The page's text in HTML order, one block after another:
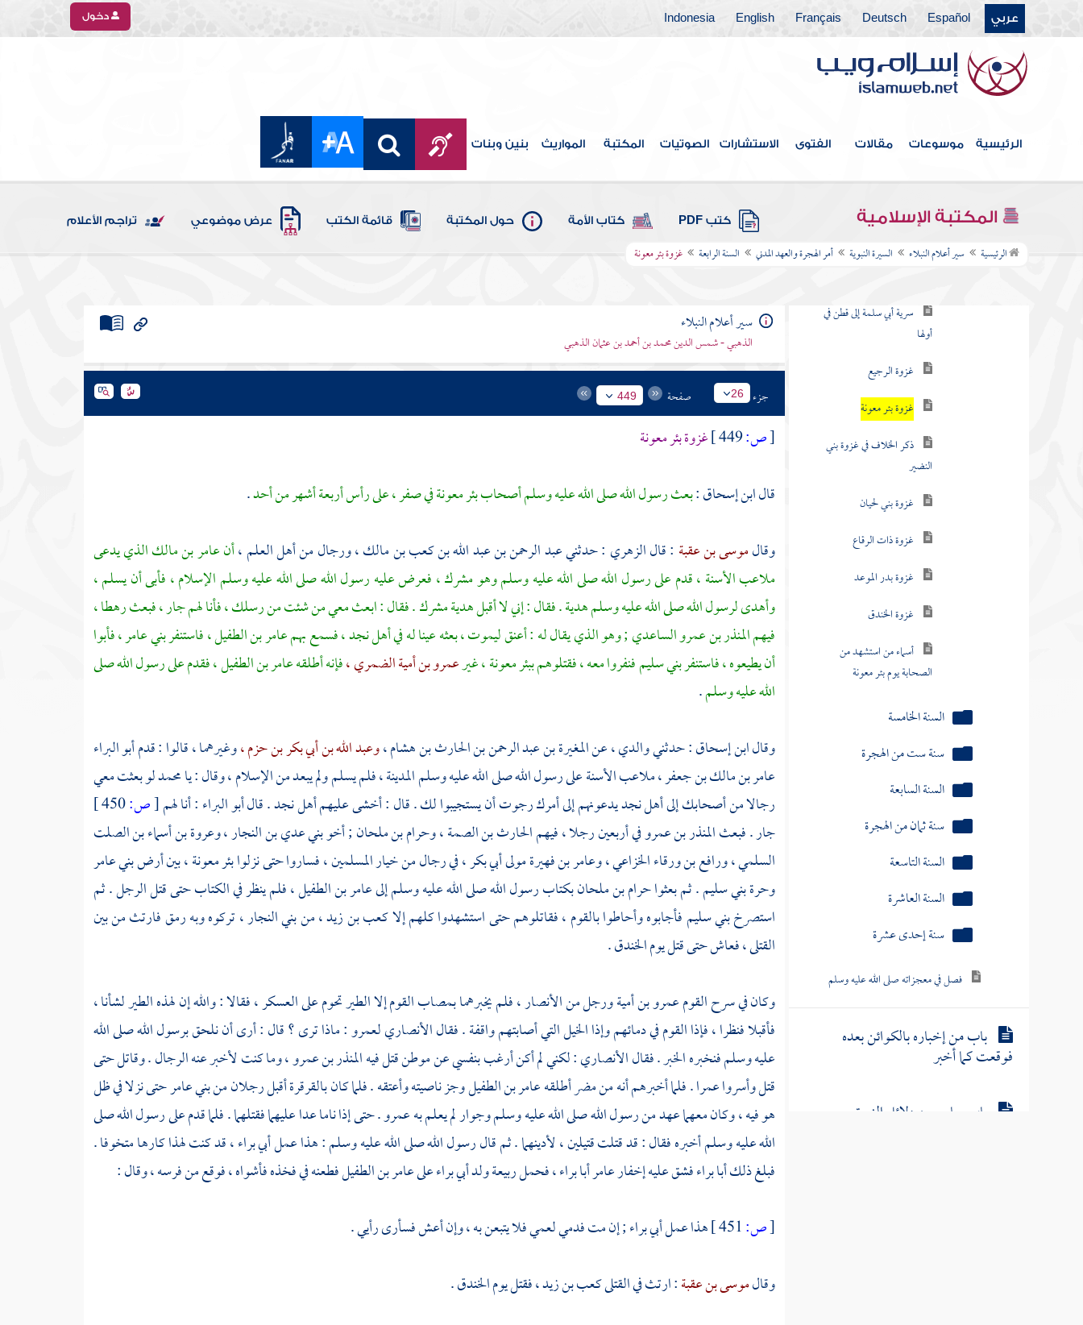
عربي Español
Deutsch
Français
English
Indonesia دخول
الرئيسية موسوعات مقالات الفتوى الاستشارات الصوتيات المكتبة المواريث بنين وبنات
المكتبة الإسلامية كتب PDF كتاب الأمة حول المكتبة قائمة الكتب عرض موضوعي تراجم الأعلام
الرئيسية سير أعلام النبلاء السيرة النبوية أمر الهجرة والعهد المدني السنة الرابعة غزوة بئر معونة
السنة الأولى من الهجرة
سنة اثنتين
سنة ثلاث
سرية أبي سلمة إلى قطن في
أولها
غزوة الرجيع
غزوة بئر معونة
النضير
غزوة ذات الرقاع
غزوة بدر الموعد
غزوة الخندق
أسماء من استشهد من
الصحابة يوم بئر معونة
سنة ثمان من الهجرة
السنة التاسعة
سنة إحدى عشرة
فصل في معجزاته صلى الله عليه وسلم
باب من إخباره بالكوائن بعده
فوقعت كما أخبر
باب آخر سورة نزلت
باب في النسخ والمحو من الصدور
سير أعلام النبلاء
الذهبي - شمس الدين محمد بن أحمد بن عثمان الذهبي
جزء 26 صفحة 449
[ص: غزوةبئر معونة
قالابن إسحاق:بعث رسول الله صلى الله عليه وسلم أصحاب بئر معونة في صفر ، على رأس أربعة أشهر منأحد.
وقالموسى بن عقبة : قالالزهري : حدثنيعبد الرحمن بن عبد الله بن كعب بن مالك ،ورجال من أهل العلم ،أنعامر بن مالكالذي يدعى
ملاعب الأسنة ، قدم على رسول الله صلى الله عليه وسلم وهو مشرك ، فعرض عليه رسول الله صلى الله عليه وسلم الإسلام ، فأبى أن يسلم ،
وأهدى لرسول الله صلى الله عليه وسلم هدية . فقال : إني لا أقبل هدية مشرك . فقال : ابعث معي من شئت من رسلك ، فأنا لهم جار ، فبعث رهطا ،
فيهمالمنذر بن عمرو الساعدي ;وهو الذي يقال له : أعنق ليموت ، بعثه عينا له فيأهل نجد ،فسمع بهمعامر بن الطفيل ،فاستنفربني عامر ،فأبوا
أن يطيعوه ، فاستنفربني سليمفنفروا معه ، فقتلوهمببئر معونة ،غيرعمرو بن أمية الضمري ،فإنه أطلقهعامر بن الطفيل ،فقدم على رسول الله صلى
الله عليه وسلم.
وقالابن إسحاق: حدثني والدي ، عنالمغيرة بن عبد الرحمن بن الحارث بن هشام ،وعبد الله بن أبي بكر بن حزم ،وغيرهما ، قالوا : قدمأبو البراء
عامر بن مالك بن جعفر ، ملاعب الأسنةعلى رسول الله صلى الله عليه وسلمالمدينة ،فلم يسلم ولم يبعد من الإسلام ، وقال : يامحمدلو بعثت معي
رجالا من أصحابك إلىأهل نجديدعونهم إلى أمرك رجوت أن يستجيبوا لك . قال : أخشى عليهمأهل نجد. قالأبو البراء: أنا لهم[ص:
جار . فبعثالمنذر بن عمروفي أربعين رجلا ، فيهمالحارث بن الصمة ،وحرام بن ملحان ;أخوبني عدي بن النجار ،وعروة بن أسماء بن الصلت
السلمي ،ورافع بن ورقاء الخزاعي ،وعامر بن فهيرة مولى أبي بكر ،في رجال من خيار المسلمين ، فساروا حتى نزلوابئر معونة ،بين أرضبني عامر
وحرةبني سليم. ثم بعثواحرام بن ملحانبكتاب رسول الله صلى الله عليه وسلم إلىعامر بن الطفيل ،فلم ينظر في الكتاب حتى قتل الرجل . ثم
استصرخبني سليمفأجابوه وأحاطوا بالقوم ، فقاتلوهم حتى استشهدوا كلهم إلاكعب بن زيد ،منبني النجار ،تركوه وبه رمق فارتث من بين
القتلى ، فعاش حتى قتل يوم الخندق .
وكان في سرح القومعمرو بن أميةورجل من الأنصار ، فلم يخبرهما بمصاب القوم إلا الطير تحوم على العسكر ، فقالا : والله إن لهذه الطير لشأنا ،
فأقبلا فنظرا ، فإذا القوم في دمائهم وإذا الخيل التي أصابتهم واقفة . فقال الأنصاريلعمرو: ماذا ترى ؟ قال : أرى أن نلحق برسول الله صلى الله
عليه وسلم فنخبره الخبر . فقال الأنصاري : لكني لم أكن أرغب بنفسي عن موطن قتل فيهالمنذر بن عمرو ،وما كنت لأخبر عنه الرجال . وقاتل حتى
قتل وأسرواعمرا. فلما أخبرهم أنه منمضرأطلقهعامر بن الطفيلوجز ناصيته وأعتقه . فلما كان بالقرقرة أقبل رجلان منبني عامرحتى نزلا في ظل
هو فيه ، وكان معهما عهد من رسول الله صلى الله عليه وسلم وجوار لم يعلم بهعمرو. حتى إذا ناما عدا عليهما فقتلهما . فلما قدم على رسول الله صلى
الله عليه وسلم أخبره فقال : قد قتلت قتيلين ، لأدينهما . ثم قال رسول الله صلى الله عليه وسلم : هذا عملأبي براء ،قد كنت لهذا كارها متخوفا .
فبلغ ذلكأبا براءفشق عليه إخفارعامرأبا براء، فحملربيعةولدأبي براءعلىعامر بن الطفيلفطعنه في فخذه فأشواه ، فوقع من فرسه ، وقال :
[ص: هذا عملأبي براء ;إن مت فدمي لعمي فلا يتبعن به ، وإن أعش فسأرى رأيي .
وقالموسى بن عقبة: ارتث في القتلىكعب بن زيد ،فقتل يوم الخندق .